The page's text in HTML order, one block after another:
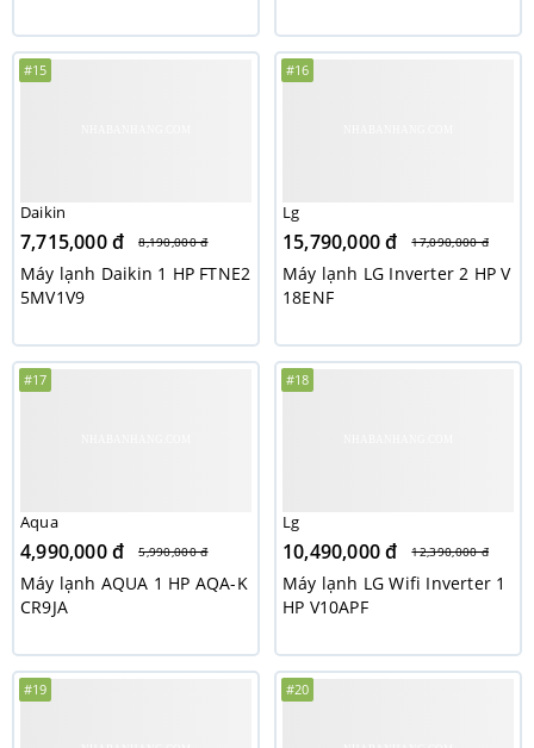
#15
Daikin
7,715,000 đ 8,190,000 đ
Máy lạnh Daikin 1 HP FTNE2
5MV1V9
#16
Lg
15,790,000 đ 17,090,000 đ
Máy lạnh LG Inverter 2 HP V
18ENF
#17
Aqua
4,990,000 đ 5,990,000 đ
Máy lạnh AQUA 1 HP AQA-K
CR9JA
#18
Lg
10,490,000 đ 12,390,000 đ
Máy lạnh LG Wifi Inverter 1
HP V10APF
#19 #20